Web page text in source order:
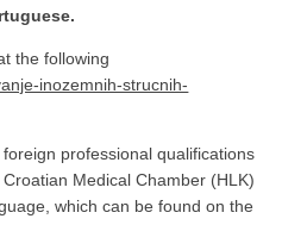
the following
inozemnih-strucnih-
professional qualifications
Medical Chamber (HLK)
which can be found on the